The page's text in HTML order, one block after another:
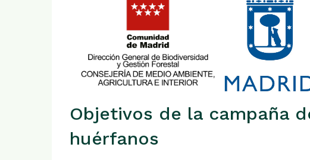
Objetivos de la campaña
huérfanos